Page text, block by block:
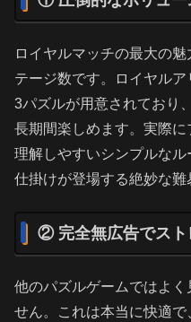
ロイヤルマッチの最大の
テージ数です。ロイヤル
3パズルが用意されており
長期間楽しめます。実際
理解しやすいシンプルな
仕掛けが登場する絶妙な難
② 完全無広告でスト
他のパズルゲームではよ
せん。これは本当に快適